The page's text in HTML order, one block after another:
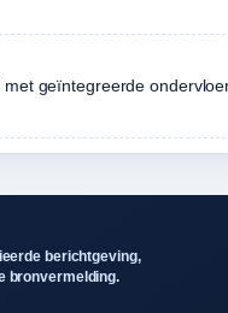
geïntegreerde
berichtgeving,
bronvermelding.